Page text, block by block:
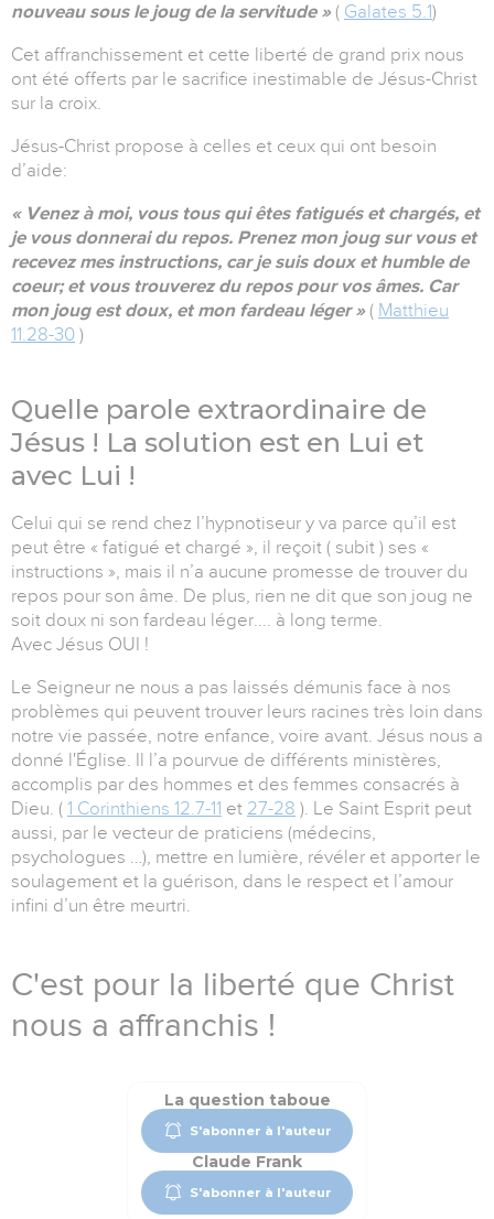
nouveau sous le joug de la servitude »( Galates 5.1)
Cet affranchissement et cette liberté de grand prix nous
ont été offerts par le sacrifice inestimable de Jésus-Christ
sur la croix.
Jésus-Christ propose à celles et ceux qui ont besoin
d’aide:
« Venez à moi, vous tous qui êtes fatigués et chargés, et
je vous donnerai du repos. Prenez mon joug sur vous et
recevez mes instructions, car je suis doux et humble de
coeur; et vous trouverez du repos pour vos âmes. Car
mon joug est doux, et mon fardeau léger»( Matthieu
11.28-30 )
Quelle parole extraordinaire de
Jésus ! La solution est en Lui et
avec Lui !
Celui qui se rend chez l’hypnotiseur y va parce qu’il est
peut être « fatigué et chargé », il reçoit ( subit ) ses «
instructions », mais il n’a aucune promesse de trouver du
repos pour son âme. De plus, rien ne dit que son joug ne
soit doux ni son fardeau léger.... à long terme.
Avec Jésus OUI !
Le Seigneur ne nous a pas laissés démunis face à nos
problèmes qui peuvent trouver leurs racines très loin dans
notre vie passée, notre enfance, voire avant. Jésus nous a
donné l'Église. Il l’a pourvue de différents ministères,
accomplis par des hommes et des femmes consacrés à
Dieu. ( 1 Corinthiens 12.7-11 et 27-28 ). Le Saint Esprit peut
aussi, par le vecteur de praticiens (médecins,
psychologues …), mettre en lumière, révéler et apporter le
soulagement et la guérison, dans le respect et l’amour
infini d’un être meurtri.
C'est pour la liberté que Christ
nous a affranchis !
La question taboue
S'abonner à l'auteur
Claude Frank
S'abonner à l'auteur